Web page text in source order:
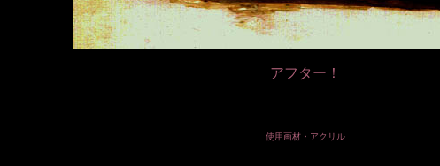
アフター！
使用画材・アクリル